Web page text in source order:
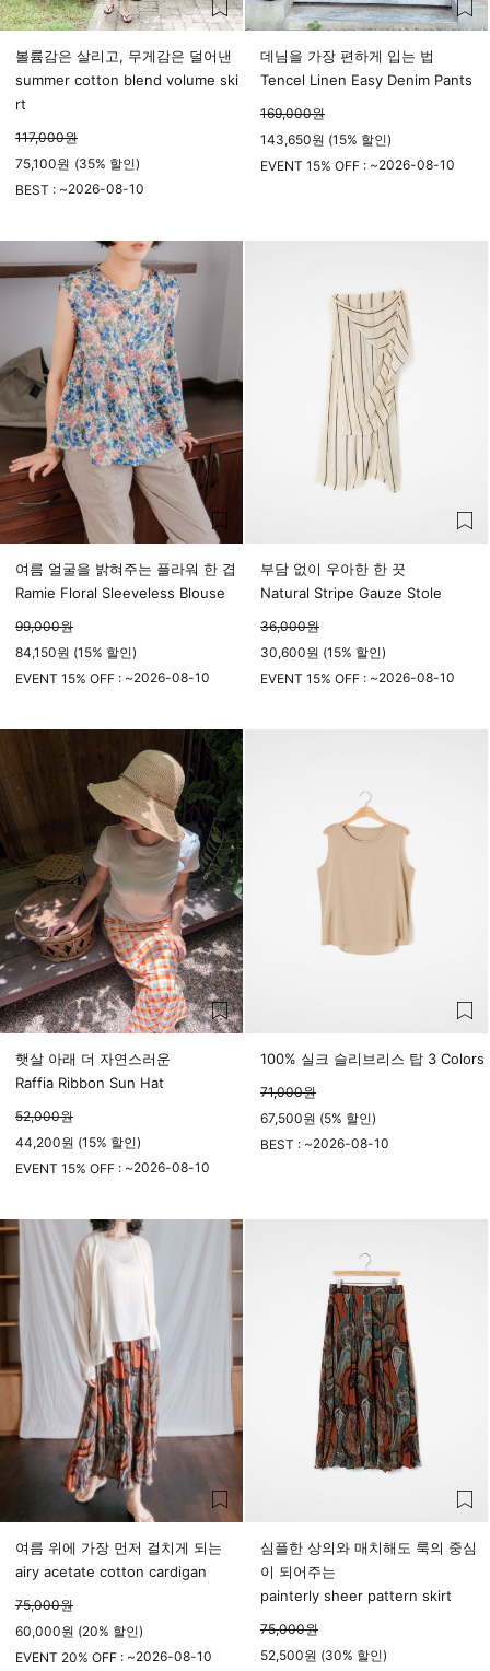
볼륨감은 살리고, 무게감은 덜어낸
summer cotton blend volume ski
rt
117,000원
75,100원 (35% 할인)
BEST : ~2026-08-10
데님을 가장 편하게 입는 법
Tencel Linen Easy Denim Pants
169,000원
143,650원 (15% 할인)
EVENT 15% OFF : ~2026-08-10
여름 얼굴을 밝혀주는 플라워 한 겹
Ramie Floral Sleeveless Blouse
99,000원
84,150원 (15% 할인)
EVENT 15% OFF : ~2026-08-10
부담 없이 우아한 한 끗
Natural Stripe Gauze Stole
36,000원
30,600원 (15% 할인)
EVENT 15% OFF : ~2026-08-10
햇살 아래 더 자연스러운
Raffia Ribbon Sun Hat
52,000원
44,200원 (15% 할인)
EVENT 15% OFF : ~2026-08-10
100% 실크 슬리브리스 탑 3 Colors
71,000원
67,500원 (5% 할인)
BEST : ~2026-08-10
여름 위에 가장 먼저 걸치게 되는
airy acetate cotton cardigan
75,000원
60,000원 (20% 할인)
EVENT 20% OFF : ~2026-08-10
심플한 상의와 매치해도 룩의 중심
이 되어주는
painterly sheer pattern skirt
75,000원
52,500원 (30% 할인)